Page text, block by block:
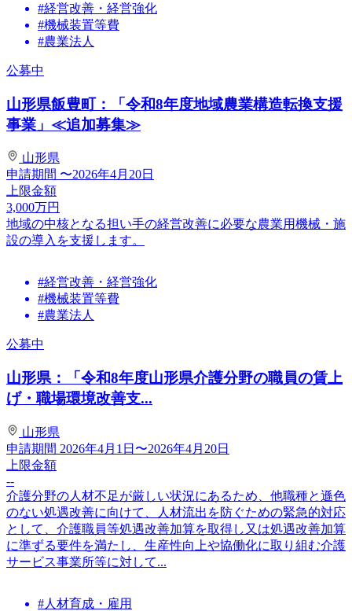
#経営改善・経営強化
#機械装置等費
#農業法人
公募中
山形県飯豊町：「令和8年度地域農業構造転換支援
事業」≪追加募集≫
山形県
申請期間 〜2026年4月20日
上限金額
3,000万円
地域の中核となる担い手の経営改善に必要な農業用機械・施
設の導入を支援します。
#経営改善・経営強化
#機械装置等費
#農業法人
公募中
山形県：「令和8年度山形県介護分野の職員の賃上
げ・職場環境改善支...
山形県
申請期間 2026年4月1日〜2026年4月20日
上限金額
--
介護分野の人材不足が厳しい状況にあるため、他職種と遜色
のない処遇改善に向けて、人材流出を防ぐための緊急的対応
として、介護職員等処遇改善加算を取得し又は処遇改善加算
に準ずる要件を満たし、生産性向上や協働化に取り組む介護
サービス事業所等に対して...
#人材育成・雇用